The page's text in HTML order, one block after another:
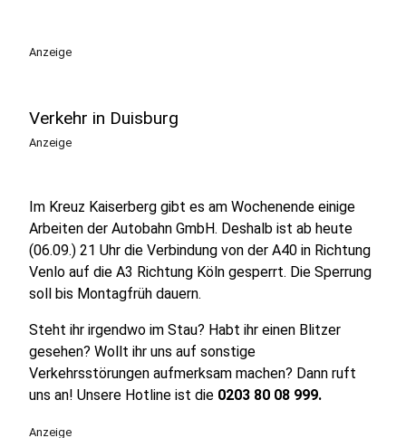
Anzeige
Verkehr in Duisburg
Anzeige
Im Kreuz Kaiserberg gibt es am Wochenende einige
Arbeiten der Autobahn GmbH. Deshalb ist ab heute
(06.09.) 21 Uhr die Verbindung von der A40 in Richtung
Venlo auf die A3 Richtung Köln gesperrt. Die Sperrung
soll bis Montagfrüh dauern.
Steht ihr irgendwo im Stau? Habt ihr einen Blitzer
gesehen? Wollt ihr uns auf sonstige
Verkehrsstörungen aufmerksam machen? Dann ruft
uns an! Unsere Hotline ist die 0203 80 08 999.
Anzeige